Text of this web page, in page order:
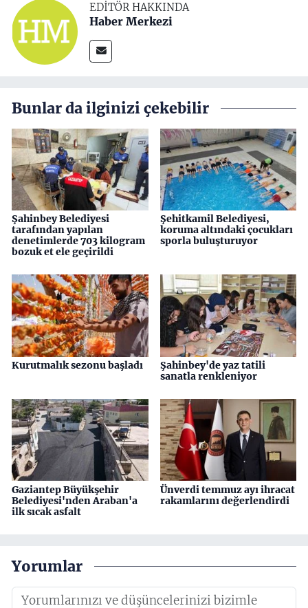
EDITÖR HAKKINDA
Haber Merkezi
Bunlar da ilginizi çekebilir
Şahinbey Belediyesi
tarafından yapılan
denetimlerde 703 kilogram
bozuk et ele geçirildi
Şehitkamil Belediyesi,
koruma altındaki çocukları
sporla buluşturuyor
Kurutmalık sezonu başladı
Şahinbey'de yaz tatili
sanatla renkleniyor
Gaziantep Büyükşehir
Belediyesi'nden Araban'a
ilk sıcak asfalt
Ünverdi temmuz ayı ihracat
rakamlarını değerlendirdi
Yorumlar